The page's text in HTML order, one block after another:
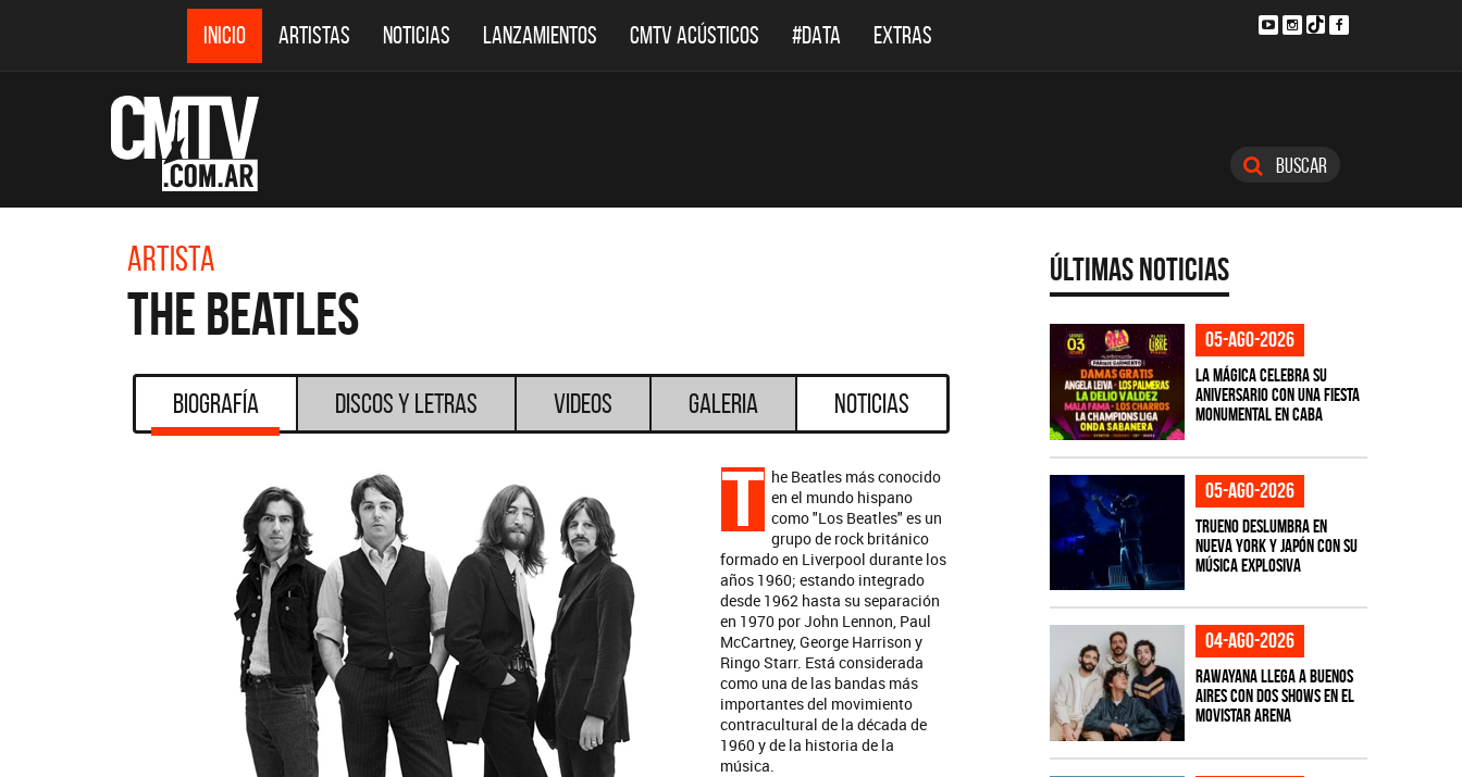
INICIO ARTISTAS NOTICIAS LANZAMIENTOS CMTV ACÚSTICOS #DATA EXTRAS
Buscar
Artista
The Beatles
Biografía Discos y Letras Videos Galeria Noticias
T he Beatles más conocido
en el mundo hispano
como "Los Beatles" es un
grupo de rock británico
formado en Liverpool durante los
años 1960; estando integrado
desde 1962 hasta su separación
en 1970 por John Lennon, Paul
McCartney, George Harrison y
Ringo Starr. Está considerada
como una de las bandas más
importantes del movimiento
contracultural de la década de
1960 y de la historia de la
música.
Últimas Noticias
05-ago-2026
La Mágica celebra su
aniversario con una fiesta
monumental en CABA
05-ago-2026
TRUENO deslumbra en
Nueva York y Japón con su
música explosiva
04-ago-2026
Rawayana llega a Buenos
Aires con dos shows en el
Movistar Arena